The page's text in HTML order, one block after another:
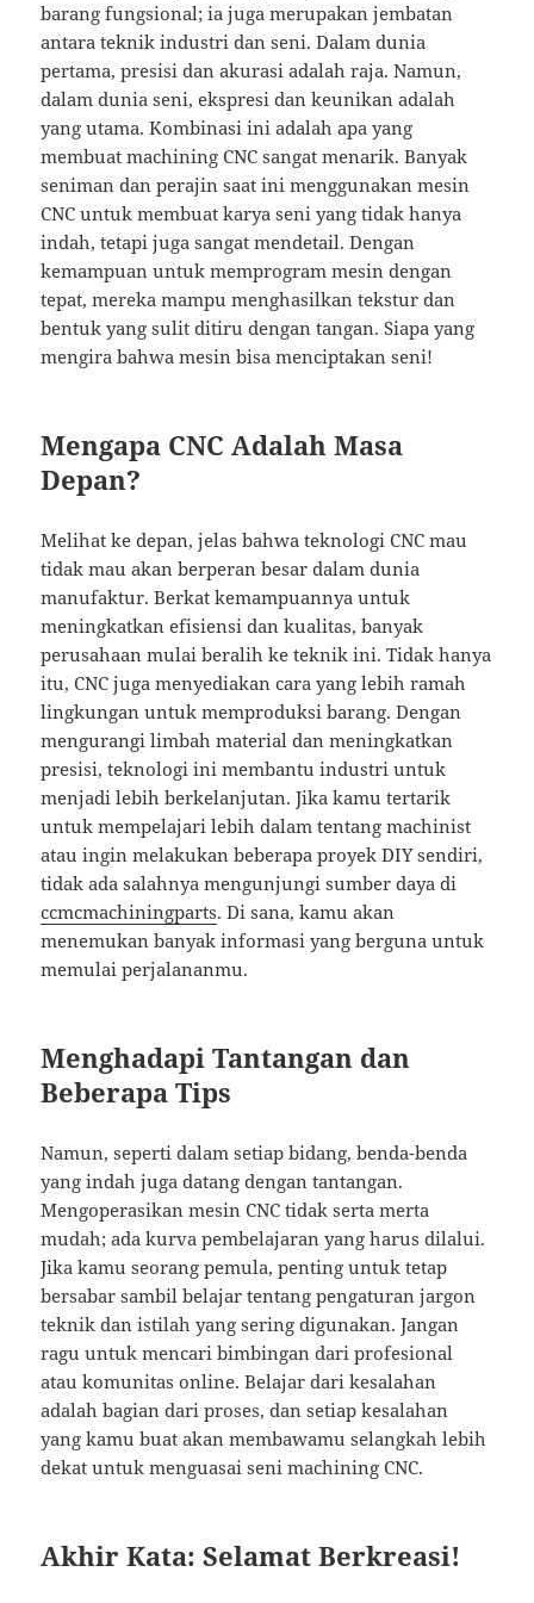
barang fungsional; ia juga merupakan jembatan
antara teknik industri dan seni. Dalam dunia
pertama, presisi dan akurasi adalah raja. Namun,
dalam dunia seni, ekspresi dan keunikan adalah
yang utama. Kombinasi ini adalah apa yang
membuat machining CNC sangat menarik. Banyak
seniman dan perajin saat ini menggunakan mesin
CNC untuk membuat karya seni yang tidak hanya
indah, tetapi juga sangat mendetail. Dengan
kemampuan untuk memprogram mesin dengan
tepat, mereka mampu menghasilkan tekstur dan
bentuk yang sulit ditiru dengan tangan. Siapa yang
mengira bahwa mesin bisa menciptakan seni!
Mengapa CNC Adalah Masa
Depan?
Melihat ke depan, jelas bahwa teknologi CNC mau
tidak mau akan berperan besar dalam dunia
manufaktur. Berkat kemampuannya untuk
meningkatkan efisiensi dan kualitas, banyak
perusahaan mulai beralih ke teknik ini. Tidak hanya
itu, CNC juga menyediakan cara yang lebih ramah
lingkungan untuk memproduksi barang. Dengan
mengurangi limbah material dan meningkatkan
presisi, teknologi ini membantu industri untuk
menjadi lebih berkelanjutan. Jika kamu tertarik
untuk mempelajari lebih dalam tentang machinist
atau ingin melakukan beberapa proyek DIY sendiri,
tidak ada salahnya mengunjungi sumber daya di
ccmcmachiningparts. Di sana, kamu akan
menemukan banyak informasi yang berguna untuk
memulai perjalananmu.
Menghadapi Tantangan dan
Beberapa Tips
Namun, seperti dalam setiap bidang, benda-benda
yang indah juga datang dengan tantangan.
Mengoperasikan mesin CNC tidak serta merta
mudah; ada kurva pembelajaran yang harus dilalui.
Jika kamu seorang pemula, penting untuk tetap
bersabar sambil belajar tentang pengaturan jargon
teknik dan istilah yang sering digunakan. Jangan
ragu untuk mencari bimbingan dari profesional
atau komunitas online. Belajar dari kesalahan
adalah bagian dari proses, dan setiap kesalahan
yang kamu buat akan membawamu selangkah lebih
dekat untuk menguasai seni machining CNC.
Akhir Kata: Selamat Berkreasi!